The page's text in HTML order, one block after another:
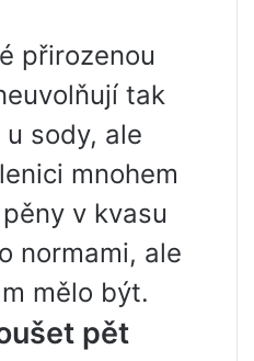
přirozenou
tak
sody, ale
mnohem
v kvasu
normami, ale
mělo být.
pět